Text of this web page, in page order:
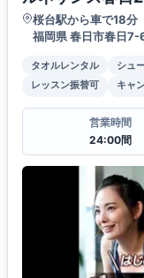
桜台駅から車で18分
福岡県 春日市春日
タオルレンタル シュ
レッスン振替可
キャ
営業時間
24:00間